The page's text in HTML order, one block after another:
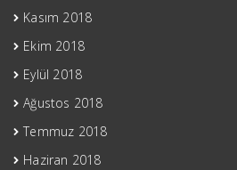
Kasım 2018
Ekim 2018
Eylül 2018
Ağustos 2018
Temmuz 2018
Haziran 2018